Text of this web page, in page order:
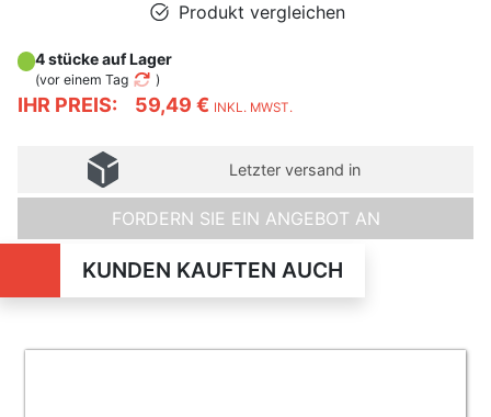
Produkt vergleichen
IHR PREIS: 59,49 € INKL. MWST.
4 stücke auf Lager
(vor einem Tag )
Letzter versand in
FORDERN SIE EIN ANGEBOT AN
KUNDEN KAUFTEN AUCH